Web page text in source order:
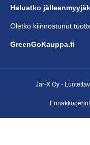
Haluatko
Oletko kiinnostunut
GreenGoKauppa.fi
Jar-X Oy -